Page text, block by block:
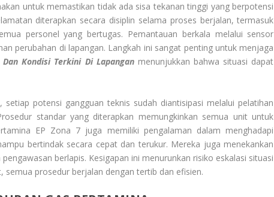
untuk memastikan tidak ada sisa tekanan tinggi yang berpotensi
diterapkan secara disiplin selama proses berjalan, termasuk
personel yang bertugas. Pemantauan berkala melalui sensor
perubahan di lapangan. Langkah ini sangat penting untuk menjaga
Kondisi Terkini Di Lapanganmenunjukkan bahwa situasi dapat
potensi gangguan teknis sudah diantisipasi melalui pelatihan
standar yang diterapkan memungkinkan semua unit untuk
EP Zona 7 juga memiliki pengalaman dalam menghadapi
bertindak secara cepat dan terukur. Mereka juga menekankan
berlapis. Kesigapan ini menurunkan risiko eskalasi situasi
semua prosedur berjalan dengan tertib dan efisien.